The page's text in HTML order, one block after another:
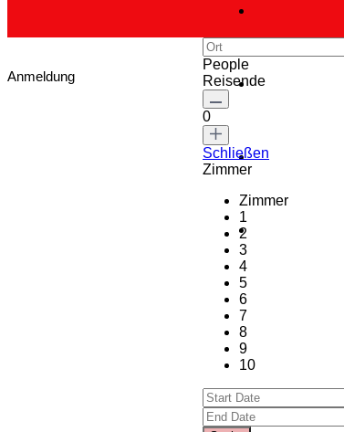
Anmeldung
People
Reisende
0
Schließen
Zimmer
Zimmer
1
2
3
4
5
6
7
8
9
10